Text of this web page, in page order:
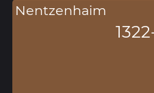
Nentzenhaim